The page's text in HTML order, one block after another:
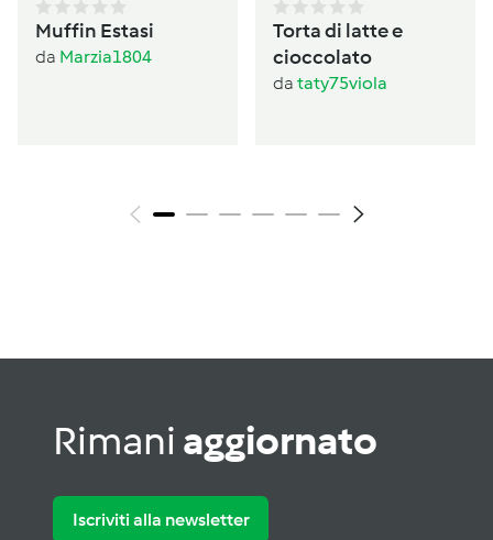
Muffin Estasi
da Marzia1804
Torta di latte e
cioccolato
da taty75viola
Rimani aggiornato
Iscriviti alla newsletter